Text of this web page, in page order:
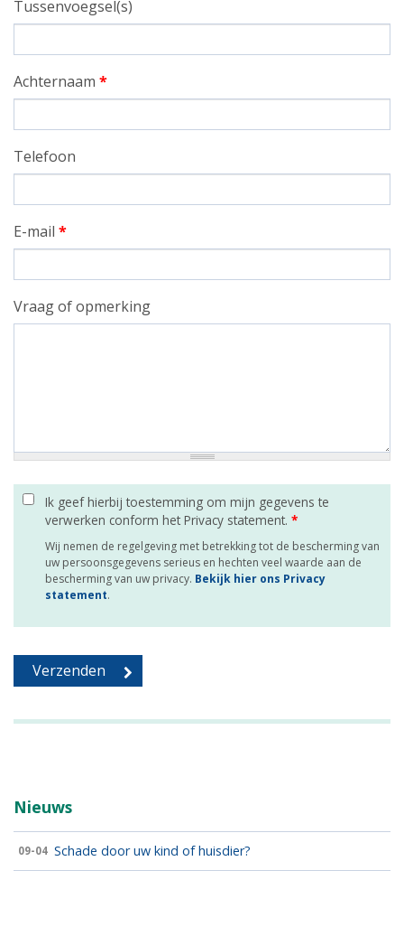
Tussenvoegsel(s)
Achternaam *
Telefoon
E-mail *
Vraag of opmerking
Ik geef hierbij toestemming om mijn gegevens te
verwerken conform het Privacy statement. *
Wij nemen de regelgeving met betrekking tot de bescherming van
uw persoonsgegevens serieus en hechten veel waarde aan de
bescherming van uw privacy. Bekijk hier ons Privacy
statement.
Nieuws
09-04 Schade door uw kind of huisdier?